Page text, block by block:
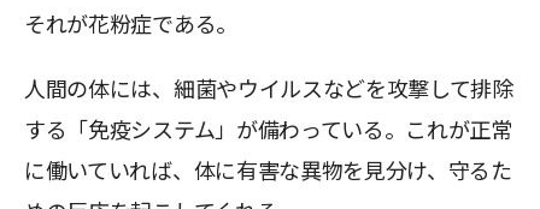
それが花粉症である。
人間の体には、細菌やウイルスなどを攻撃して排除
する「免疫システム」が備わっている。これが正常
に働いていれば、体に有害な異物を見分け、守るた